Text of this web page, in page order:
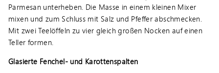
Parmesan unterheben. Die Masse in einem kleinen Mixer
mixen und zum Schluss mit Salz und Pfeffer abschmecken.
Mit zwei Teelöffeln zu vier gleich großen Nocken auf einen
Teller formen.
Glasierte Fenchel- und Karottenspalten